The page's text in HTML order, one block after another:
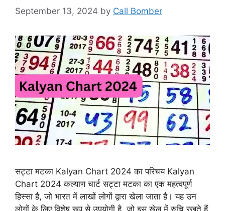
September 13, 2024 by Call Bomber
सट्टा मटका Kalyan Chart 2024 का परिचय Kalyan
Chart 2024 कल्याण चार्ट सट्टा मटका का एक महत्वपूर्ण
हिस्सा है, जो भारत में लाखों लोगों द्वारा खेला जाता है। यह उन